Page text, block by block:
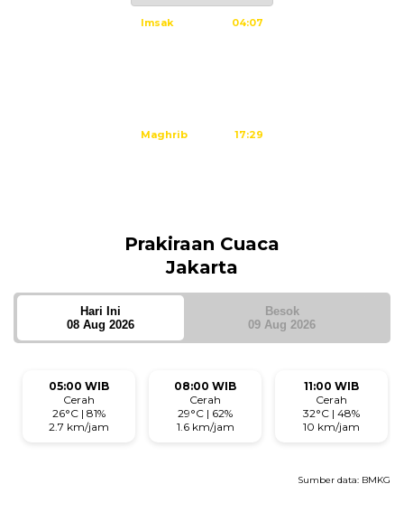
Imsak 04:07
Maghrib 17:29
Prakiraan Cuaca
Jakarta
Hari Ini
08 Aug 2026
Besok
09 Aug 2026
05:00 WIB
Cerah
26°C | 81%
2.7 km/jam
08:00 WIB
Cerah
29°C | 62%
1.6 km/jam
11:00 WIB
Cerah
32°C | 48%
10 km/jam
Sumber data: BMKG